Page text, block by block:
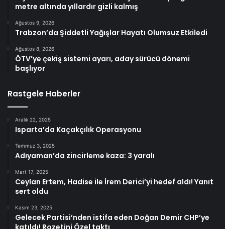
metre altında yıllardır gizli kalmış
Ağustos 9, 2026
Trabzon’da Şiddetli Yağışlar Hayatı Olumsuz Etkiledi
Ağustos 8, 2026
ÖTV’ye çekiş sistemi ayarı, aday sürücü dönemi
başlıyor
Rastgele Haberler
Aralık 22, 2025
Isparta’da Kaçakçılık Operasyonu
Temmuz 3, 2025
Adıyaman’da zincirleme kaza: 3 yaralı
Mart 17, 2025
Ceylan Ertem, Hadise ile İrem Derici’yi hedef aldı! Yanıt
sert oldu
Kasım 23, 2025
Gelecek Partisi’nden istifa eden Doğan Demir CHP’ye
katıldı! Rozetini Özel taktı